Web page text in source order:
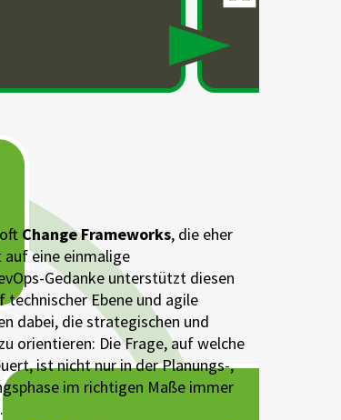
Change Frameworks, die eher
eine einmalige
Gedanke unterstützt diesen
Ebene und agile
dabei, die strategischen und
orientieren: Die Frage, auf welche
ist nicht nur in der Planungs-,
im richtigen Maße immer